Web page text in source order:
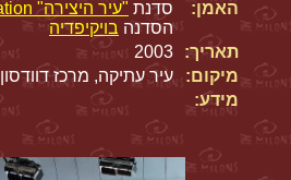
האמן: סדנת "עיר היצירה" CitéCréation
הסדנה בויקיפדיה
תאריך:
2003
מיקום:
עיר עתיקה, מרכז דוודסון
מידע: